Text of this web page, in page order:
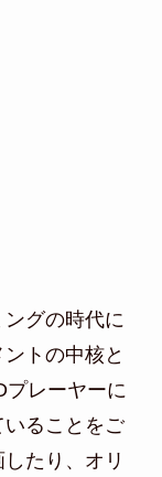
グの時代に
トの中核と
プレーヤーに
ることをご
たり、オリ